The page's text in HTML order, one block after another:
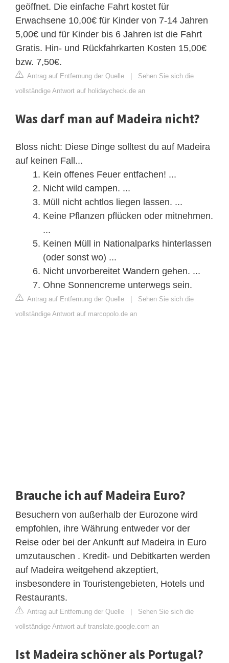
geöffnet. Die einfache Fahrt kostet für
Erwachsene 10,00€ für Kinder von 7-14 Jahren
5,00€ und für Kinder bis 6 Jahren ist die Fahrt
Gratis. Hin- und Rückfahrkarten Kosten 15,00€
bzw. 7,50€.
Antrag auf Entfernung der Quelle | Sehen Sie sich die
vollständige Antwort auf holidaycheck.de an
Was darf man auf Madeira nicht?
Bloss nicht: Diese Dinge solltest du auf Madeira
auf keinen Fall...
Kein offenes Feuer entfachen! ...
Nicht wild campen. ...
Müll nicht achtlos liegen lassen. ...
Keine Pflanzen pflücken oder mitnehmen.
...
Keinen Müll in Nationalparks hinterlassen
(oder sonst wo) ...
Nicht unvorbereitet Wandern gehen. ...
Ohne Sonnencreme unterwegs sein.
Antrag auf Entfernung der Quelle | Sehen Sie sich die
vollständige Antwort auf marcopolo.de an
Brauche ich auf Madeira Euro?
Besuchern von außerhalb der Eurozone wird
empfohlen, ihre Währung entweder vor der
Reise oder bei der Ankunft auf Madeira in Euro
umzutauschen . Kredit- und Debitkarten werden
auf Madeira weitgehend akzeptiert,
insbesondere in Touristengebieten, Hotels und
Restaurants.
Antrag auf Entfernung der Quelle | Sehen Sie sich die
vollständige Antwort auf translate.google.com an
Ist Madeira schöner als Portugal?